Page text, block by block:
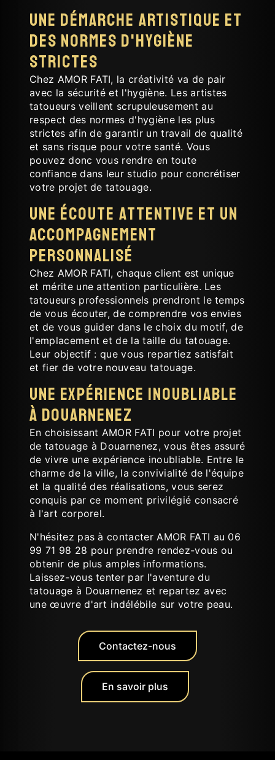
Une démarche artistique et
des normes d'hygiène
strictes
Chez AMOR FATI, la créativité va de pair
avec la sécurité et l'hygiène. Les artistes
tatoueurs veillent scrupuleusement au
respect des normes d'hygiène les plus
strictes afin de garantir un travail de qualité
et sans risque pour votre santé. Vous
pouvez donc vous rendre en toute
confiance dans leur studio pour concrétiser
votre projet de tatouage.
Une écoute attentive et un
accompagnement
personnalisé
Chez AMOR FATI, chaque client est unique
et mérite une attention particulière. Les
tatoueurs professionnels prendront le temps
de vous écouter, de comprendre vos envies
et de vous guider dans le choix du motif, de
l'emplacement et de la taille du tatouage.
Leur objectif : que vous repartiez satisfait
et fier de votre nouveau tatouage.
Une expérience inoubliable
à Douarnenez
En choisissant AMOR FATI pour votre projet
de tatouage à Douarnenez, vous êtes assuré
de vivre une expérience inoubliable. Entre le
charme de la ville, la convivialité de l'équipe
et la qualité des réalisations, vous serez
conquis par ce moment privilégié consacré
à l'art corporel.
N'hésitez pas à contacter AMOR FATI au 06
99 71 98 28 pour prendre rendez-vous ou
obtenir de plus amples informations.
Laissez-vous tenter par l'aventure du
tatouage à Douarnenez et repartez avec
une œuvre d'art indélébile sur votre peau.
En savoir plus
Contactez-nous